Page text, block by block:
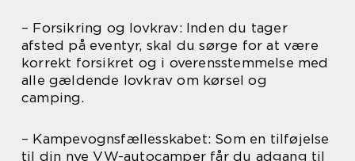
– Forsikring og lovkrav: Inden du tager
afsted på eventyr, skal du sørge for at være
korrekt forsikret og i overensstemmelse med
alle gældende lovkrav om kørsel og
camping.
– Kampevognsfællesskabet: Som en tilføjelse
til din nye VW-autocamper får du adgang til